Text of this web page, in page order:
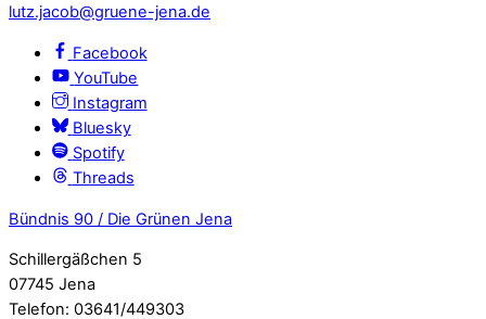
lutz.jacob@gruene-jena.de
Facebook
YouTube
Instagram
Bluesky
Spotify
Threads
Bündnis 90 / Die Grünen Jena
Schillergäßchen 5
07745 Jena
Telefon: 03641/449303